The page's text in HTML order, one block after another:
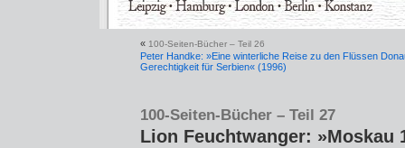
« 100-Seiten-Bücher – Teil 26
Peter Handke: »Eine winterliche Reise zu den Flüssen
Gerechtigkeit für Serbien« (1996)
100-Seiten-Bücher – Teil 27
Lion Feuchtwanger: »Moskau